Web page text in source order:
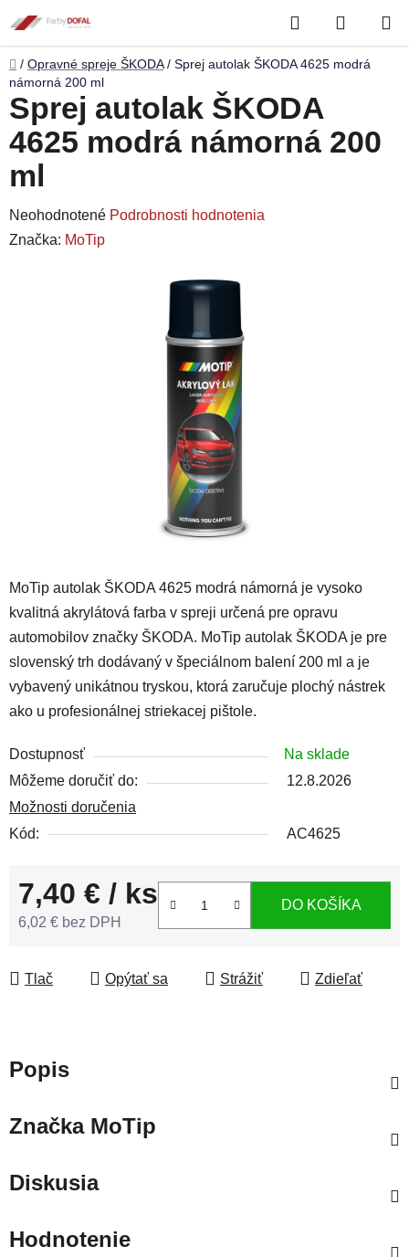
na
obsah
Hľadať
KOŠÍK
Domov
/ Opravné spreje ŠKODA / Sprej autolak ŠKODA 4625 modrá
námorná 200 ml
MoTip autolak ŠKODA 4625 modrá námorná je vysoko
kvalitná akrylátová farba v spreji určená pre opravu
automobilov značky ŠKODA. MoTip autolak ŠKODA je pre
slovenský trh dodávaný v špeciálnom balení 200 ml a je
vybavený unikátnou tryskou, ktorá zaručuje plochý nástrek
ako u profesionálnej striekacej pištole.
Dostupnosť
Na sklade
Môžeme doručiť do:
12.8.2026
Možnosti doručenia
Kód:
AC4625
7,40 € / ks
6,02 € bez DPH
DO KOŠÍKA
Tlač Opýtať sa Strážiť Zdieľať
Sprej autolak ŠKODA
4625 modrá námorná 200
ml
Priemerné
hodnotenie
Neohodnotené Podrobnosti hodnotenia
Značka: MoTip
Popis
ZnačkaMoTip
Diskusia
Hodnotenie